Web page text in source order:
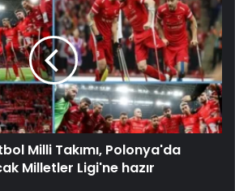
Milli Takımı, Polonya'da
Milletler Ligi'ne hazır